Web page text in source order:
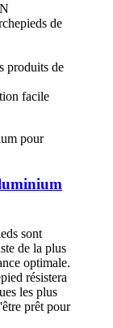
de
produits de
facile
sont
de la plus
optimale.
résistera
les plus
prêt pour